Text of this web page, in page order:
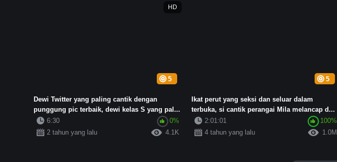
5
HD
Dewi Twitter yang paling cantik dengan
punggung pic terbaik, dewi kelas S yang pal...
6:30
0%
2 tahun yang lalu
4.1K
5
Ikat perut yang seksi dan seluar dalam
terbuka, si cantik perangai Mila melancap d...
2:01:01
100%
4 tahun yang lalu
1.0M